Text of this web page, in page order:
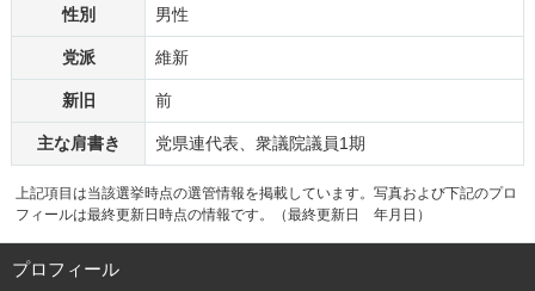
性別 男性
党派 維新
新旧 前
主な肩書き 党県連代表、衆議院議員1期
上記項目は当該選挙時点の選管情報を掲載しています。写真および下記のプロ
フィールは最終更新日時点の情報です。（最終更新日 年月日）
プロフィール